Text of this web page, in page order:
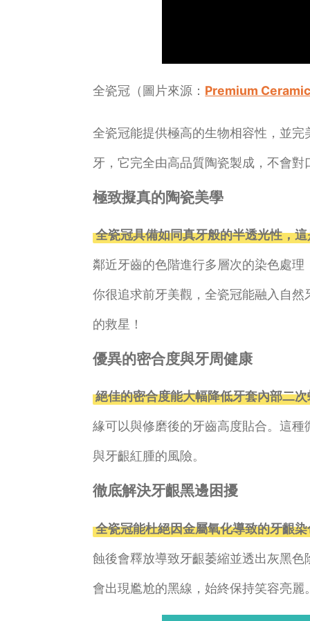
全瓷冠（圖片來源： Premium
全瓷冠能提供極高的生物相容性，並
牙，它完全由高品質陶瓷製成，不會
極致擬真的陶瓷美學
全瓷冠具備如同真牙般的半透光性，
鄰近牙齒的色階進行多層次的染色處
你很追求前牙美觀，全瓷冠能融入自
的救星！
優異的密合度與牙周健康
絕佳的密合度能大幅降低牙套內部二
緣可以與修磨後的牙齒高度貼合。這
與牙齦紅腫的風險。
徹底解決牙齦黑邊困擾
全瓷冠能杜絕因金屬氧化導致的牙齦
蝕後會釋放導致牙齦萎縮並透出灰黑
會出現尷尬的黑線，始終保持笑容亮麗